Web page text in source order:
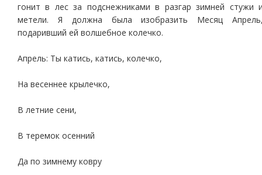
гонит в лес за подснежниками в разгар зимней стужи
метели. Я должна была изобразить Месяц
подаривший ей волшебное колечко.
Апрель: Ты катись, катись, колечко,
На весеннее крылечко,
В летние сени,
В теремок осенний
Да по зимнему ковру